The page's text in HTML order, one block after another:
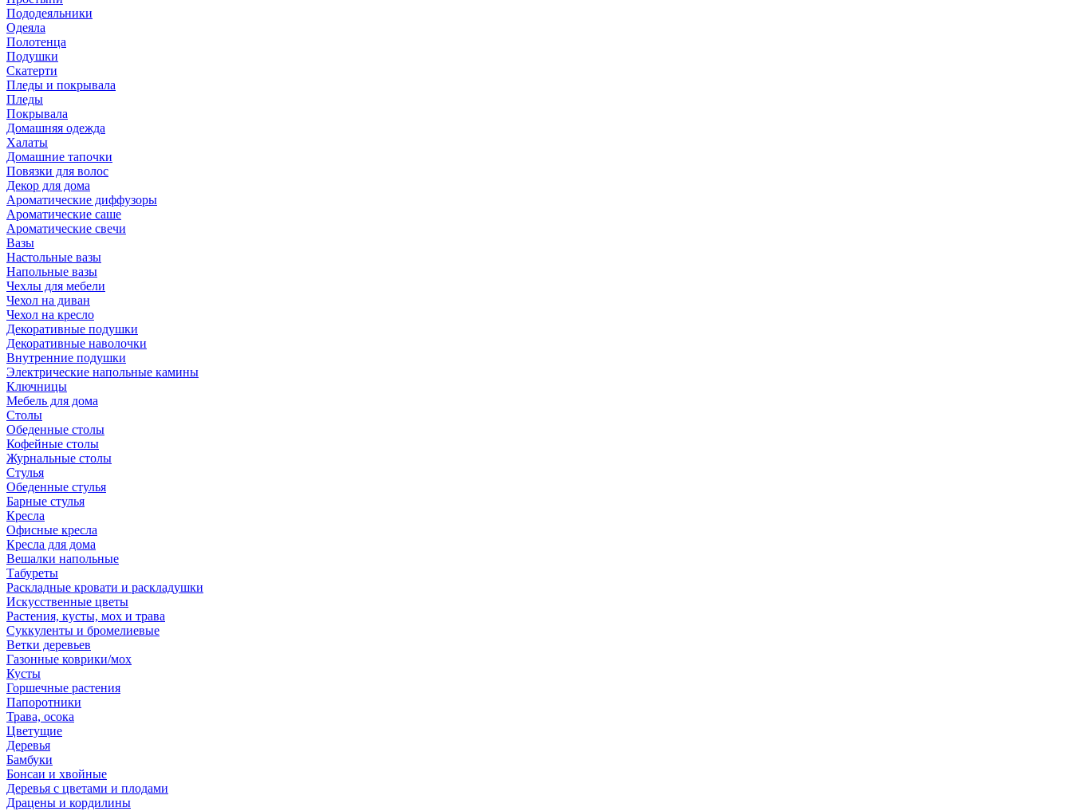
Пододеяльники
Одеяла
Полотенца
Подушки
Скатерти
Пледы и покрывала
Пледы
Покрывала
Домашняя одежда
Халаты
Домашние тапочки
Повязки для волос
Декор для дома
Ароматические диффузоры
Ароматические саше
Ароматические свечи
Вазы
Настольные вазы
Напольные вазы
Чехлы для мебели
Чехол на диван
Чехол на кресло
Декоративные подушки
Декоративные наволочки
Внутренние подушки
Электрические напольные камины
Ключницы
Мебель для дома
Столы
Обеденные столы
Кофейные столы
Журнальные столы
Стулья
Обеденные стулья
Барные стулья
Кресла
Офисные кресла
Кресла для дома
Вешалки напольные
Табуреты
Раскладные кровати и раскладушки
Искусственные цветы
Растения, кусты, мох и трава
Суккуленты и бромелиевые
Ветки деревьев
Газонные коврики/мох
Кусты
Горшечные растения
Папоротники
Трава, осока
Цветущие
Деревья
Бамбуки
Бонсаи и хвойные
Деревья с цветами и плодами
Драцены и кордилины